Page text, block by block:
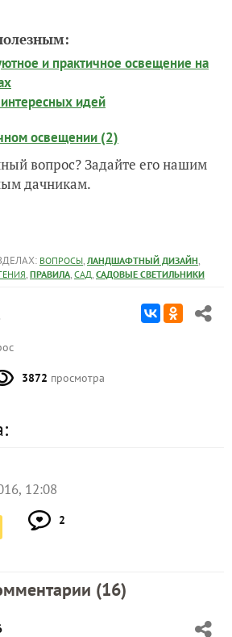
и практичное освещение на
идей
освещении (2)
вопрос? Задайте его нашим
дачникам.
ВОПРОСЫ, ЛАНДШАФТНЫЙ ДИЗАЙН,
, ПРАВИЛА, САД, САДОВЫЕ СВЕТИЛЬНИКИ
3872 просмотра
12:08
2
(16)